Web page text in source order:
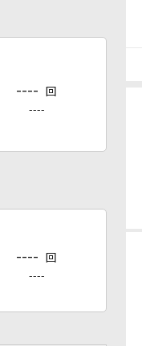
---- 回
----
---- 回
----